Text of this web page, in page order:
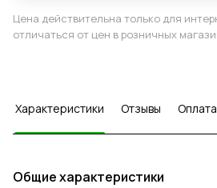
Цена действительна только для
отличаться от цен в розничных
Характеристики Отзывы Оплата
Общие характеристики